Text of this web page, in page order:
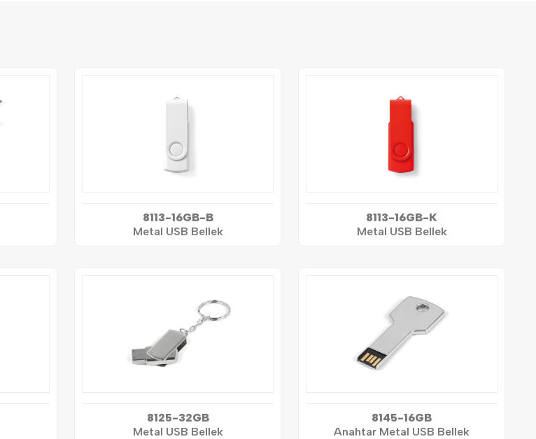
8113-16GB-B
Metal USB Bellek
8113-16GB-K
Metal USB Bellek
8125-32GB
Metal USB Bellek
8145-16GB
Anahtar Metal USB Bellek